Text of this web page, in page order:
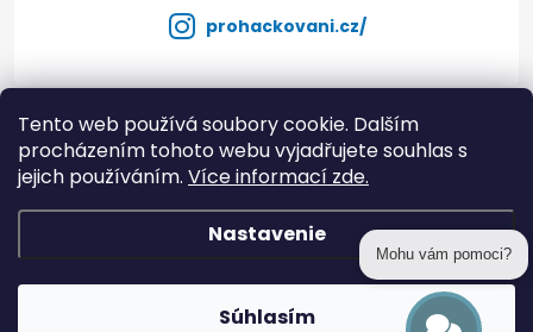
Tento web používá soubory cookie. Dalším
procházením tohoto webu vyjadřujete souhlas s
jejich používáním. Více informací zde.
Nastavenie
Súhlasím
Instagram
prohackovani.cz/
Copyright 2026prohackovani.cz. Všetky práva vyhradené.
Mohu vám pomoci?